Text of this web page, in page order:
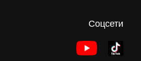
Соцсети